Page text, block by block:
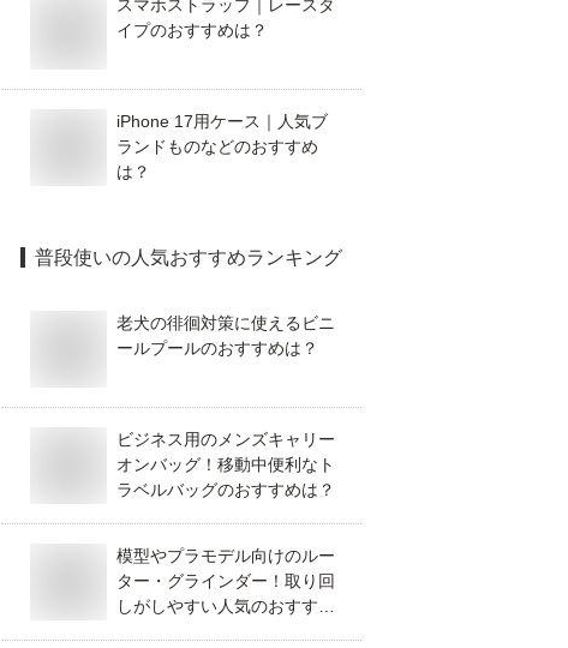
秋を感じられる絵
本！子供会での読
み聞かせにおすす
SR400に似合うバ
イクヘルメット！
レトロなヘルメッ
スマホストラップ｜レースタ
イプのおすすめは？
iPhone 17用ケース｜人気ブ
ランドものなどのおすすめ
は？
普段使いの人気おすすめランキング
老犬の徘徊対策に使えるビニ
ールプールのおすすめは？
ビジネス用のメンズキャリー
オンバッグ！移動中便利なト
ラベルバッグのおすすめは？
模型やプラモデル向けのルー
ター・グラインダー！取り回
しがしやすい人気のおすすめ